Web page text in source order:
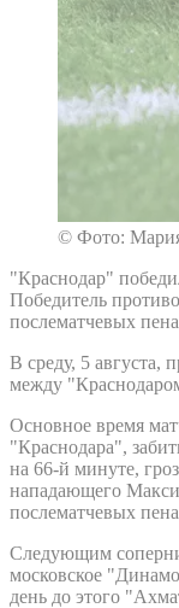
© Фото: Мария
"Краснодар"
Победитель
послематчевых
В среду, 5 августа,
между
Основное время
"Краснодара",
на 66-й минуте,
нападающего
послематчевых
Следующим
московское
день до этого